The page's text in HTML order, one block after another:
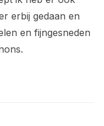
erbij gedaan en
en fijngesneden